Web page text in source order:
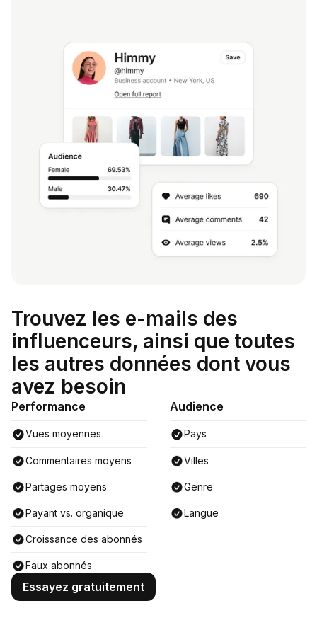
Trouvez les e-mails des
influenceurs, ainsi que toutes
les autres données dont vous
avez besoin
Performance Audience
Vues moyennes Pays
Commentaires moyens Villes
Partages moyens Genre
Payant vs. organique Langue
Croissance des abonnés
Faux abonnés
Essayez gratuitement